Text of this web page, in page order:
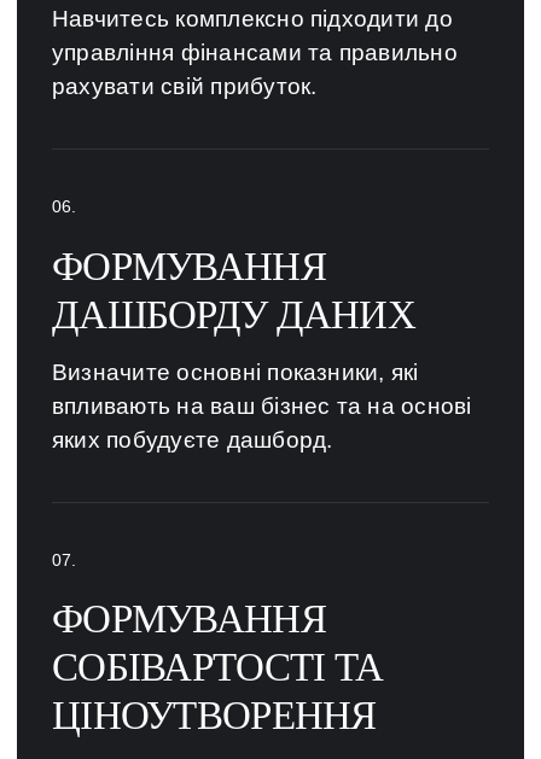
Навчитесь комплексно підходити до
управління фінансами та правильно
рахувати свій прибуток.
ФОРМУВАННЯ
ДАШБОРДУ ДАНИХ
Визначите основні показники, які
впливають на ваш бізнес та на основі
яких побудуєте дашборд.
ФОРМУВАННЯ
СОБІВАРТОСТІ ТА
ЦІНОУТВОРЕННЯ